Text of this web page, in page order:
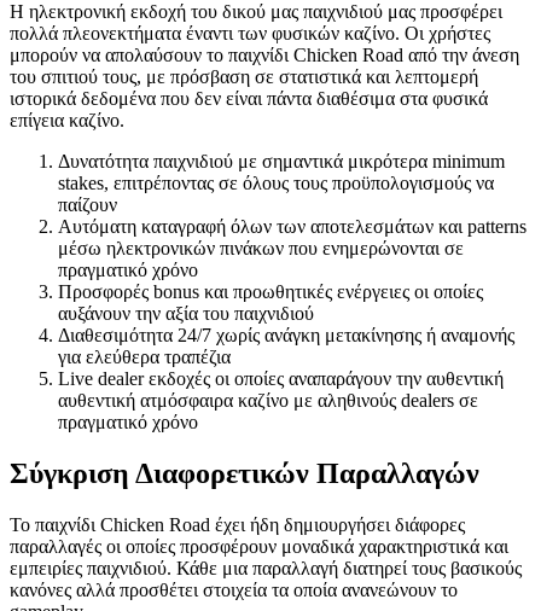
Η ηλεκτρονική εκδοχή του δικού μας παιχνιδιού μας προσφέρει
πολλά πλεονεκτήματα έναντι των φυσικών καζίνο. Οι χρήστες
μπορούν να απολαύσουν το παιχνίδι Chicken Road από την άνεση
του σπιτιού τους, με πρόσβαση σε στατιστικά και λεπτομερή
ιστορικά δεδομένα που δεν είναι πάντα διαθέσιμα στα φυσικά
επίγεια καζίνο.
Δυνατότητα παιχνιδιού με σημαντικά μικρότερα minimum
stakes, επιτρέποντας σε όλους τους προϋπολογισμούς να
παίζουν
Αυτόματη καταγραφή όλων των αποτελεσμάτων και patterns
μέσω ηλεκτρονικών πινάκων που ενημερώνονται σε
πραγματικό χρόνο
Προσφορές bonus και προωθητικές ενέργειες οι οποίες
αυξάνουν την αξία του παιχνιδιού
Διαθεσιμότητα 24/7 χωρίς ανάγκη μετακίνησης ή αναμονής
για ελεύθερα τραπέζια
Live dealer εκδοχές οι οποίες αναπαράγουν την αυθεντική
αυθεντική ατμόσφαιρα καζίνο με αληθινούς dealers σε
πραγματικό χρόνο
Σύγκριση Διαφορετικών Παραλλαγών
Το παιχνίδι Chicken Road έχει ήδη δημιουργήσει διάφορες
παραλλαγές οι οποίες προσφέρουν μοναδικά χαρακτηριστικά και
εμπειρίες παιχνιδιού. Κάθε μια παραλλαγή διατηρεί τους βασικούς
κανόνες αλλά προσθέτει στοιχεία τα οποία ανανεώνουν το